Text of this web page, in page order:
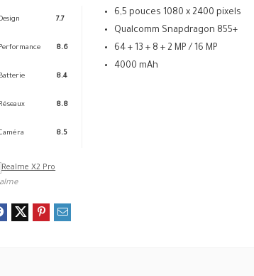
Design 7.7
Performance 8.6
Batterie 8.4
Réseaux 8.8
8.5
6,5 pouces 1080 x 2400 pixels
Qualcomm Snapdragon 855+
64 + 13 + 8 + 2 MP / 16 MP
4000 mAh